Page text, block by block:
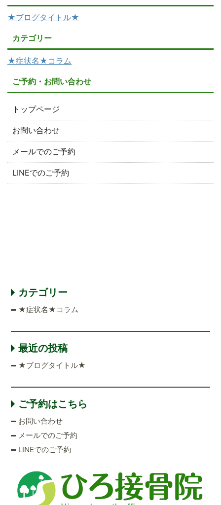
★ブログタイトル★
カテゴリー
★症状名★コラム
ご予約・お問い合わせ
トップページ
お問い合わせ
メールでのご予約
LINEでのご予約
カテゴリー
★症状名★コラム
最近の投稿
★ブログタイトル★
ご予約はこちら
お問い合わせ
メールでのご予約
LINEでのご予約